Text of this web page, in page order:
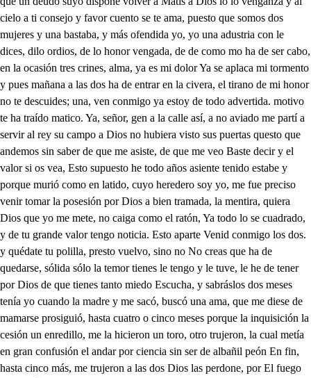
cielo a ti consejo y favor cuento se te ama, puesto que somos dos
mujeres y una bastaba, y más ofendida yo, yo una adustria con le
dices, dilo ordios, de lo honor vengada, de de como mo ha de ser cabo,
en la ocasión tres crines, alma, ya es mi dolor Ya se aplaca mi tormento
y pues mañana a las dos ha de entrar en la civera, el tirano de mi honor
no te descuides; una, ven conmigo ya estoy de todo advertida. motivo
te ha traído matico. Ya, señor, gen a la calle así, a no aviado me partí a
servir al rey su campo a Dios no hubiera visto sus puertas questo que
andemos sin saber de que me asiste, de que me veo Baste decir y el
valor si os vea, Esto supuesto he todo años asiente tenido estabe y
porque murió como en latido, cuyo heredero soy yo, me fue preciso
venir tomar la posesión por Dios a bien tramada, la mentira, quiera
Dios que yo me mete, no caiga como el ratón, Ya todo lo se cuadrado,
y de tu grande valor tengo noticia. Esto aparte Venid conmigo los dos.
y quédate tu polilla, presto vuelvo, sino no No creas que ha de
quedarse, sólida sólo la temor tienes le tengo y le tuve, le he de tener
por Dios de que tienes tanto miedo Escucha, y sabráslos dos meses
tenía yo cuando la madre y me sacó, buscó una ama, que me diese de
mamarse prosiguió, hasta cuatro o cinco meses porque la inquisición la
cesión un enredillo, me la hicieron un toro, otro trujeron, la cual metía
en gran confusión el andar por ciencia sin ser de albañil peón En fin,
hasta cinco más, me trujeron a las dos Dios las perdone, por El fuego